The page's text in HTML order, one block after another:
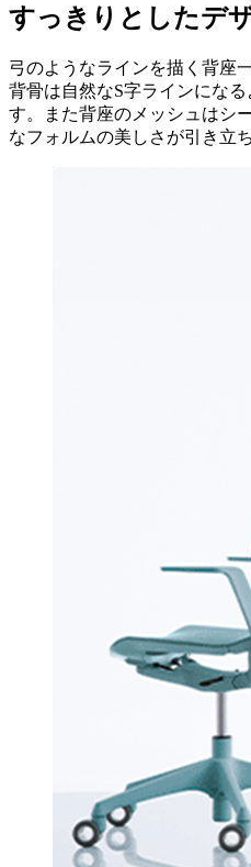
すっきりとしたデ
弓のようなラインを描く背座
背骨は自然なS字ラインにな
す。また背座のメッシュはシ
なフォルムの美しさが引き立ち